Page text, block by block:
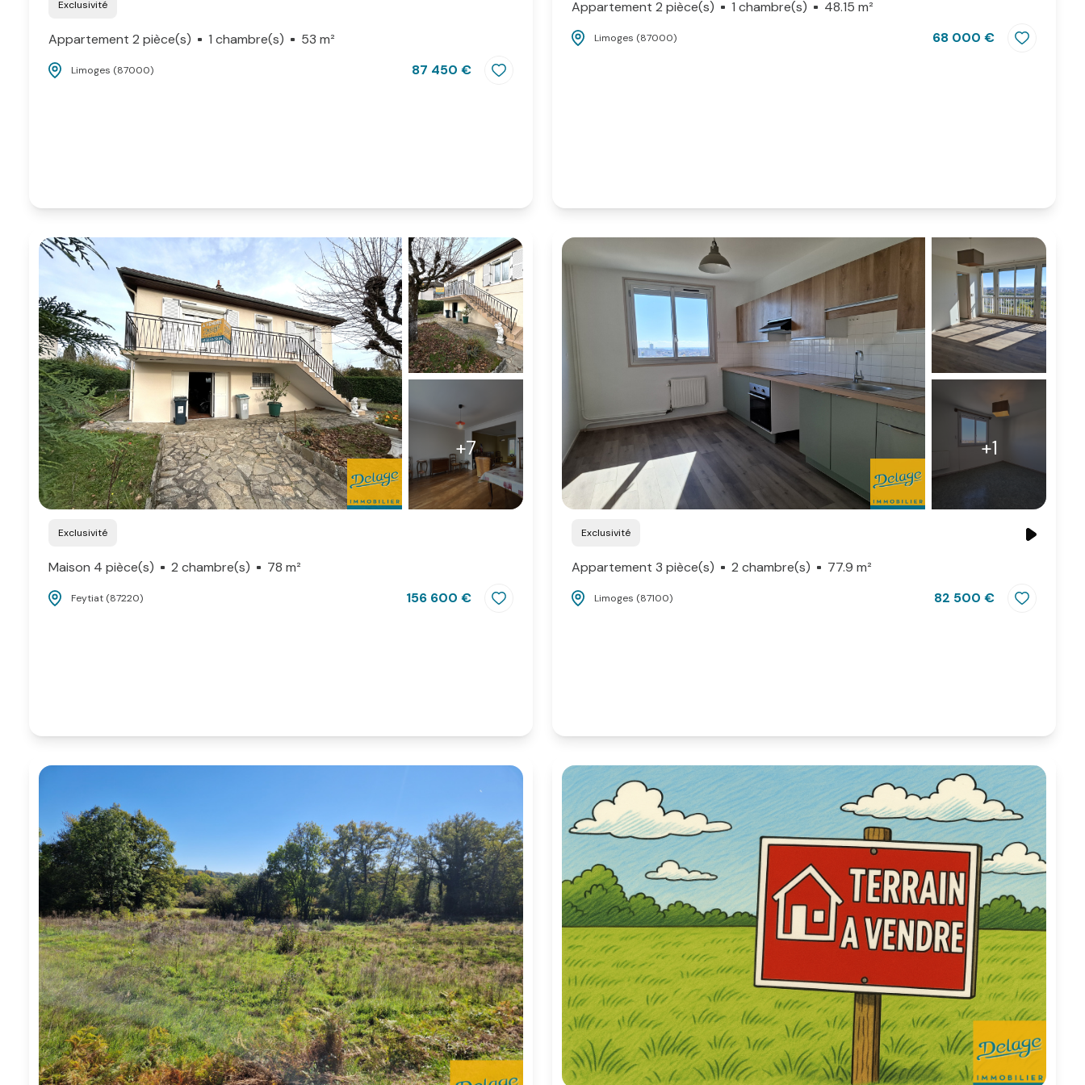
Exclusivité
Appartement 2 pièce(s) 1 chambre(s) 53 m²
Limoges (87000) 87 450 €
Appartement 2 pièce(s) 1 chambre(s) 48.15 m²
Limoges (87000) 68 000 €
+7
Exclusivité
Maison 4 pièce(s) 2 chambre(s) 78 m²
Feytiat (87220) 156 600 €
+1
Exclusivité
Appartement 3 pièce(s) 2 chambre(s) 77.9 m²
Limoges (87100) 82 500 €